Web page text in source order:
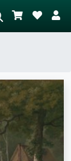
– bijv. groene
veel rood, donker
naakt naast